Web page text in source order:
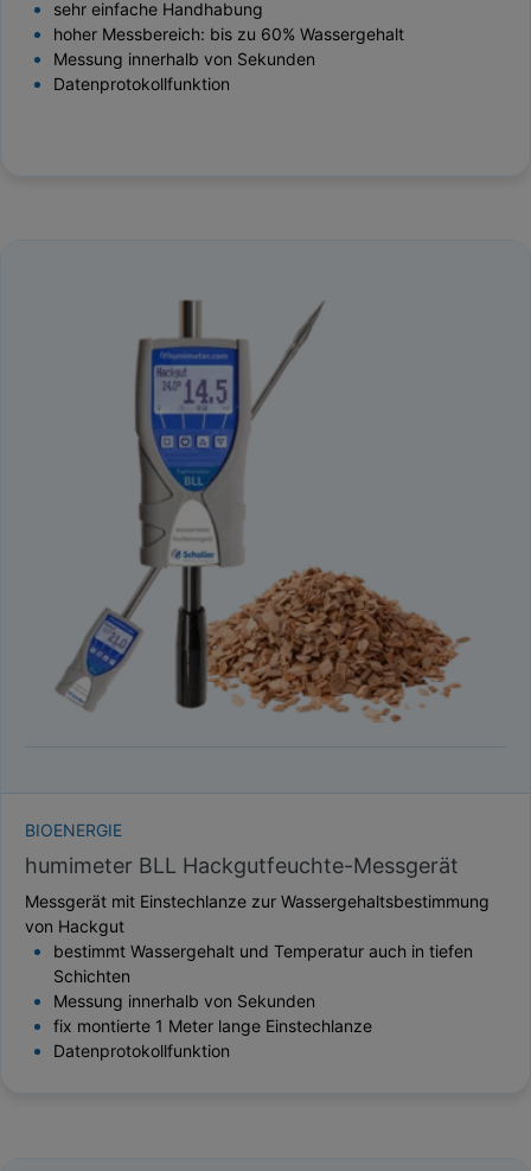
sehr einfache Handhabung
hoher Messbereich: bis zu 60% Wassergehalt
Messung innerhalb von Sekunden
Datenprotokollfunktion
BIOENERGIE
humimeter BLL Hackgutfeuchte-Messgerät
Messgerät mit Einstechlanze zur Wassergehaltsbestimmung
von Hackgut
bestimmt Wassergehalt und Temperatur auch in tiefen
Schichten
Messung innerhalb von Sekunden
fix montierte 1 Meter lange Einstechlanze
Datenprotokollfunktion